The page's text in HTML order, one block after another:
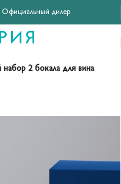
дилер
2 бокала для вина